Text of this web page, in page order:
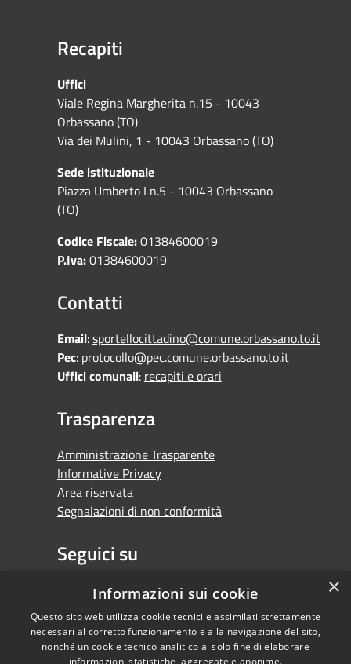
Recapiti
Uffici
Viale Regina Margherita n.15 - 10043
Orbassano (TO)
Via dei Mulini, 1 - 10043 Orbassano (TO)
Sede istituzionale
Piazza Umberto I n.5 - 10043 Orbassano
(TO)
Codice Fiscale:01384600019
P.Iva:01384600019
Contatti
Email:sportellocittadino@comune.orbassano.to.it
Pec: protocollo@pec.comune.orbassano.to.it
Uffici comunali: recapiti e orari
Trasparenza
Amministrazione Trasparente
Informative Privacy
Area riservata
Segnalazioni di non conformità
Seguici su
FacebookYoutubeWhatsapp ×
Informazioni sui cookie
Questo sito web utilizza cookie tecnici e assimilati strettamente
necessari al corretto funzionamento e alla navigazione del sito,
nonché un cookie tecnico analitico al solo fine di elaborare
informazioni statistiche, aggregate e anonime.